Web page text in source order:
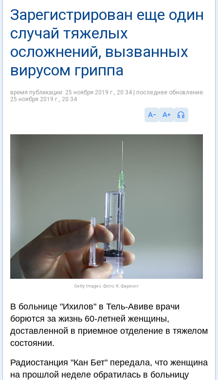
Зарегистрирован еще один
случай тяжелых
осложнений, вызванных
вирусом гриппа
время публикации: 25 ноября 2019 г., 20:34 | последнее обновление:
25 ноября 2019 г., 20:34
Getty Images. Фото: К. Фарлонг
В больнице "Ихилов" в Тель-Авиве врачи
борются за жизнь 60-летней женщины,
доставленной в приемное отделение в тяжелом
состоянии.
Радиостанция "Кан Бет" передала, что женщина
на прошлой неделе обратилась в больницу